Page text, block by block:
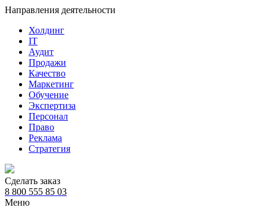
Направления деятельности
Холдинг
IT
Аудит
Продажи
Качество
Маркетинг
Обучение
Экспертиза
Персонал
Право
Реклама
Стратегия
Сделать заказ
8 800 555 85 03
Меню